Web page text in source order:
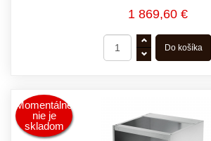
1 869,60 €
Momentálne
nie je
skladom